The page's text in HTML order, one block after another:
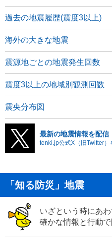
過去の地震履歴(震度3以上)
海外の大きな地震
震源地ごとの地震発生回数
震度3以上の地域別観測回数
震央分布図
最新の地震情報を配信
tenki.jp公式X（旧Twitter）
「知る防災」地震
いざという時にあ
確かな情報と行動